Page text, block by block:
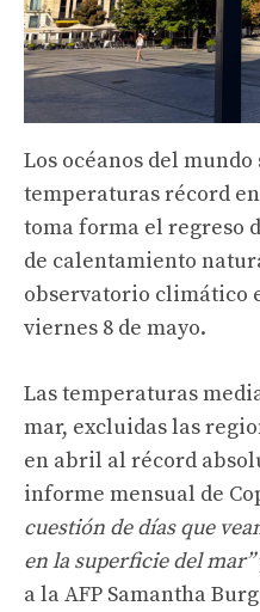
Los océanos del
temperaturas récord
toma forma el regreso
de calentamiento
observatorio climático
viernes 8 de mayo.
Las temperaturas
mar, excluidas las
en abril al récord
informe mensual de
cuestión de días que
en la superficie del mar”
a la AFP Samantha